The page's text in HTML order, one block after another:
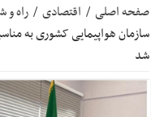
صفحه اصلی / اقتصادی / راه و
سازمان هواپیمایی کشوری به
شد